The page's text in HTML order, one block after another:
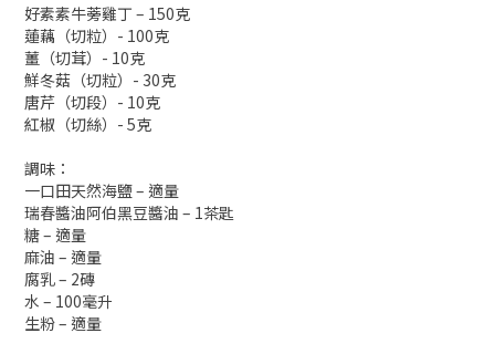
好素素牛蒡雞丁 – 150克
蓮藕（切粒）- 100克
薑（切茸）- 10克
鮮冬菇（切粒）- 30克
唐芹（切段）- 10克
紅椒（切絲）- 5克
調味：
一口田天然海鹽 – 適量
瑞春醬油阿伯黑豆醬油 – 1茶匙
糖 – 適量
麻油 – 適量
腐乳 – 2磚
水 – 100毫升
生粉 – 適量